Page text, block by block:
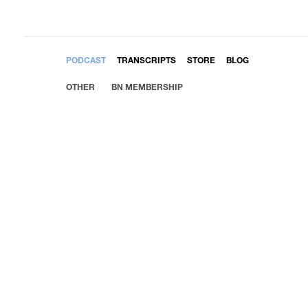
PODCAST TRANSCRIPTS STORE BLOG
OTHER BN MEMBERSHIP